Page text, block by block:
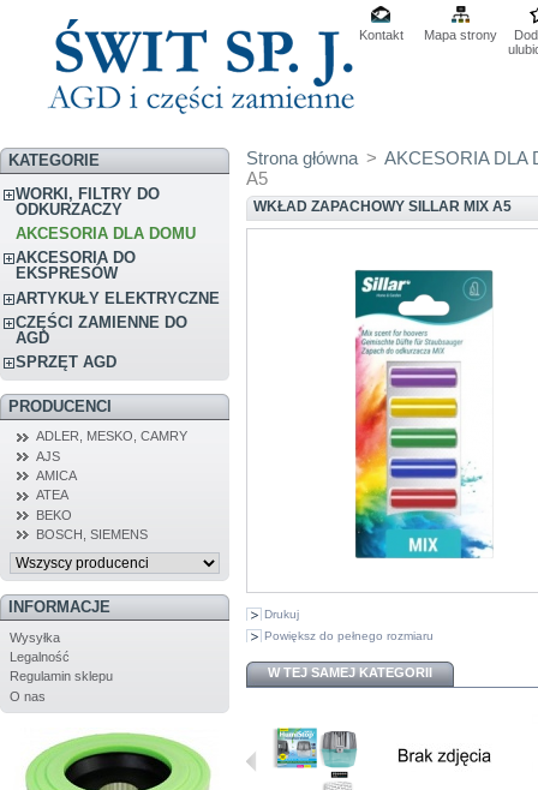
Kontakt Mapa strony
KATEGORIE
WORKI, FILTRY DO
ODKURZACZY
AKCESORIA DLA DOMU
AKCESORIA DO
EKSPRESÓW
ARTYKUŁY ELEKTRYCZNE
CZĘŚCI ZAMIENNE DO
AGD
SPRZĘT AGD
PRODUCENCI
ADLER, MESKO, CAMRY
AJS
AMICA
ATEA
BEKO
BOSCH, SIEMENS
INFORMACJE
Wysyłka
Legalność
Regulamin sklepu
O nas
Strona główna > AKCESORIA DLA
A5
WKŁAD ZAPACHOWY SILLAR MIX A5
Drukuj
Powiększ do pełnego rozmiaru
W TEJ SAMEJ KATEGORII